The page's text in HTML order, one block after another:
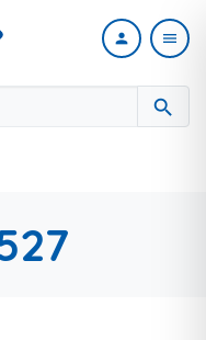
search
person menu